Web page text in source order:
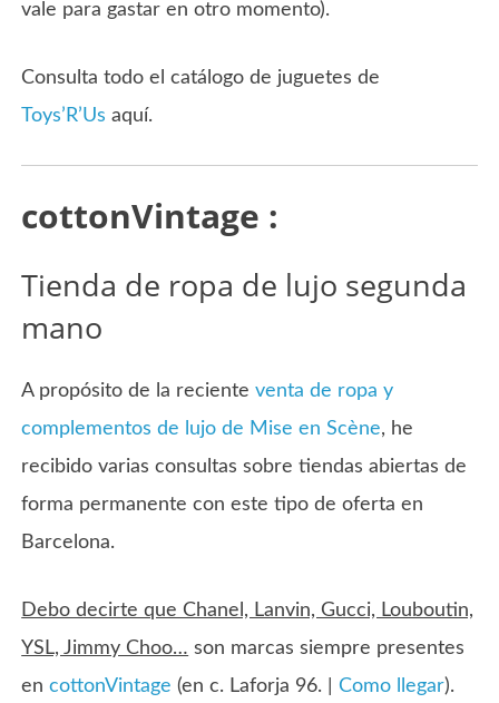
vale para gastar en otro momento).
Consulta todo el catálogo de juguetes de
Toys’R’Us aquí.
cottonVintage :
Tienda de ropa de lujo segunda
mano
A propósito de la recienteventa de ropa y
complementos de lujo de Mise en Scène, he
recibido varias consultas sobre tiendas abiertas de
forma permanente con este tipo de oferta en
Barcelona.
Debo decirte que Chanel, Lanvin, Gucci, Louboutin,
YSL, Jimmy Choo… son marcas siempre presentes
encottonVintage (en c. Laforja 96. |Como llegar).